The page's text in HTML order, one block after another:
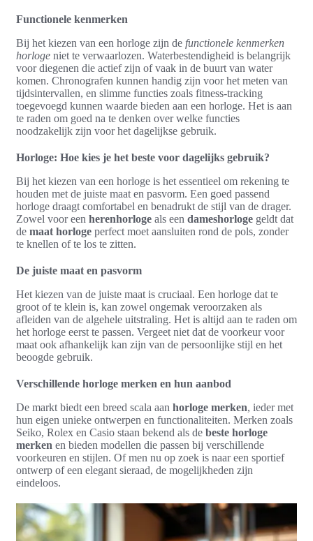
Functionele kenmerken
Bij het kiezen van een horloge zijn de functionele kenmerken
horloge niet te verwaarlozen. Waterbestendigheid is belangrijk
voor diegenen die actief zijn of vaak in de buurt van water
komen. Chronografen kunnen handig zijn voor het meten van
tijdsintervallen, en slimme functies zoals fitness-tracking
toegevoegd kunnen waarde bieden aan een horloge. Het is aan
te raden om goed na te denken over welke functies
noodzakelijk zijn voor het dagelijkse gebruik.
Horloge: Hoe kies je het beste voor dagelijks gebruik?
Bij het kiezen van een horloge is het essentieel om rekening te
houden met de juiste maat en pasvorm. Een goed passend
horloge draagt comfortabel en benadrukt de stijl van de drager.
Zowel voor een herenhorloge als een dameshorloge geldt dat
de maat horloge perfect moet aansluiten rond de pols, zonder
te knellen of te los te zitten.
De juiste maat en pasvorm
Het kiezen van de juiste maat is cruciaal. Een horloge dat te
groot of te klein is, kan zowel ongemak veroorzaken als
afleiden van de algehele uitstraling. Het is altijd aan te raden om
het horloge eerst te passen. Vergeet niet dat de voorkeur voor
maat ook afhankelijk kan zijn van de persoonlijke stijl en het
beoogde gebruik.
Verschillende horloge merken en hun aanbod
De markt biedt een breed scala aan horloge merken, ieder met
hun eigen unieke ontwerpen en functionaliteiten. Merken zoals
Seiko, Rolex en Casio staan bekend als de beste horloge
merken en bieden modellen die passen bij verschillende
voorkeuren en stijlen. Of men nu op zoek is naar een sportief
ontwerp of een elegant sieraad, de mogelijkheden zijn
eindeloos.